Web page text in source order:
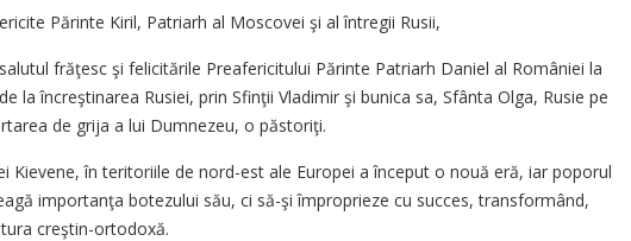
Părinte Kiril, Patriarh al Moscovei şi al întregii Rusii,
frăţesc şi felicitările Preafericitului Părinte Patriarh Daniel al României la
la încreştinarea Rusiei, prin Sfinţii Vladimir şi bunica sa, Sfânta Olga, Rusie pe
de grija a lui Dumnezeu, o păstoriţi.
Kievene, în teritoriile de nord-est ale Europei a început o nouă eră, iar poporul
importanţa botezului său, ci să-şi împroprieze cu succes, transformând,
creştin-ortodoxă.